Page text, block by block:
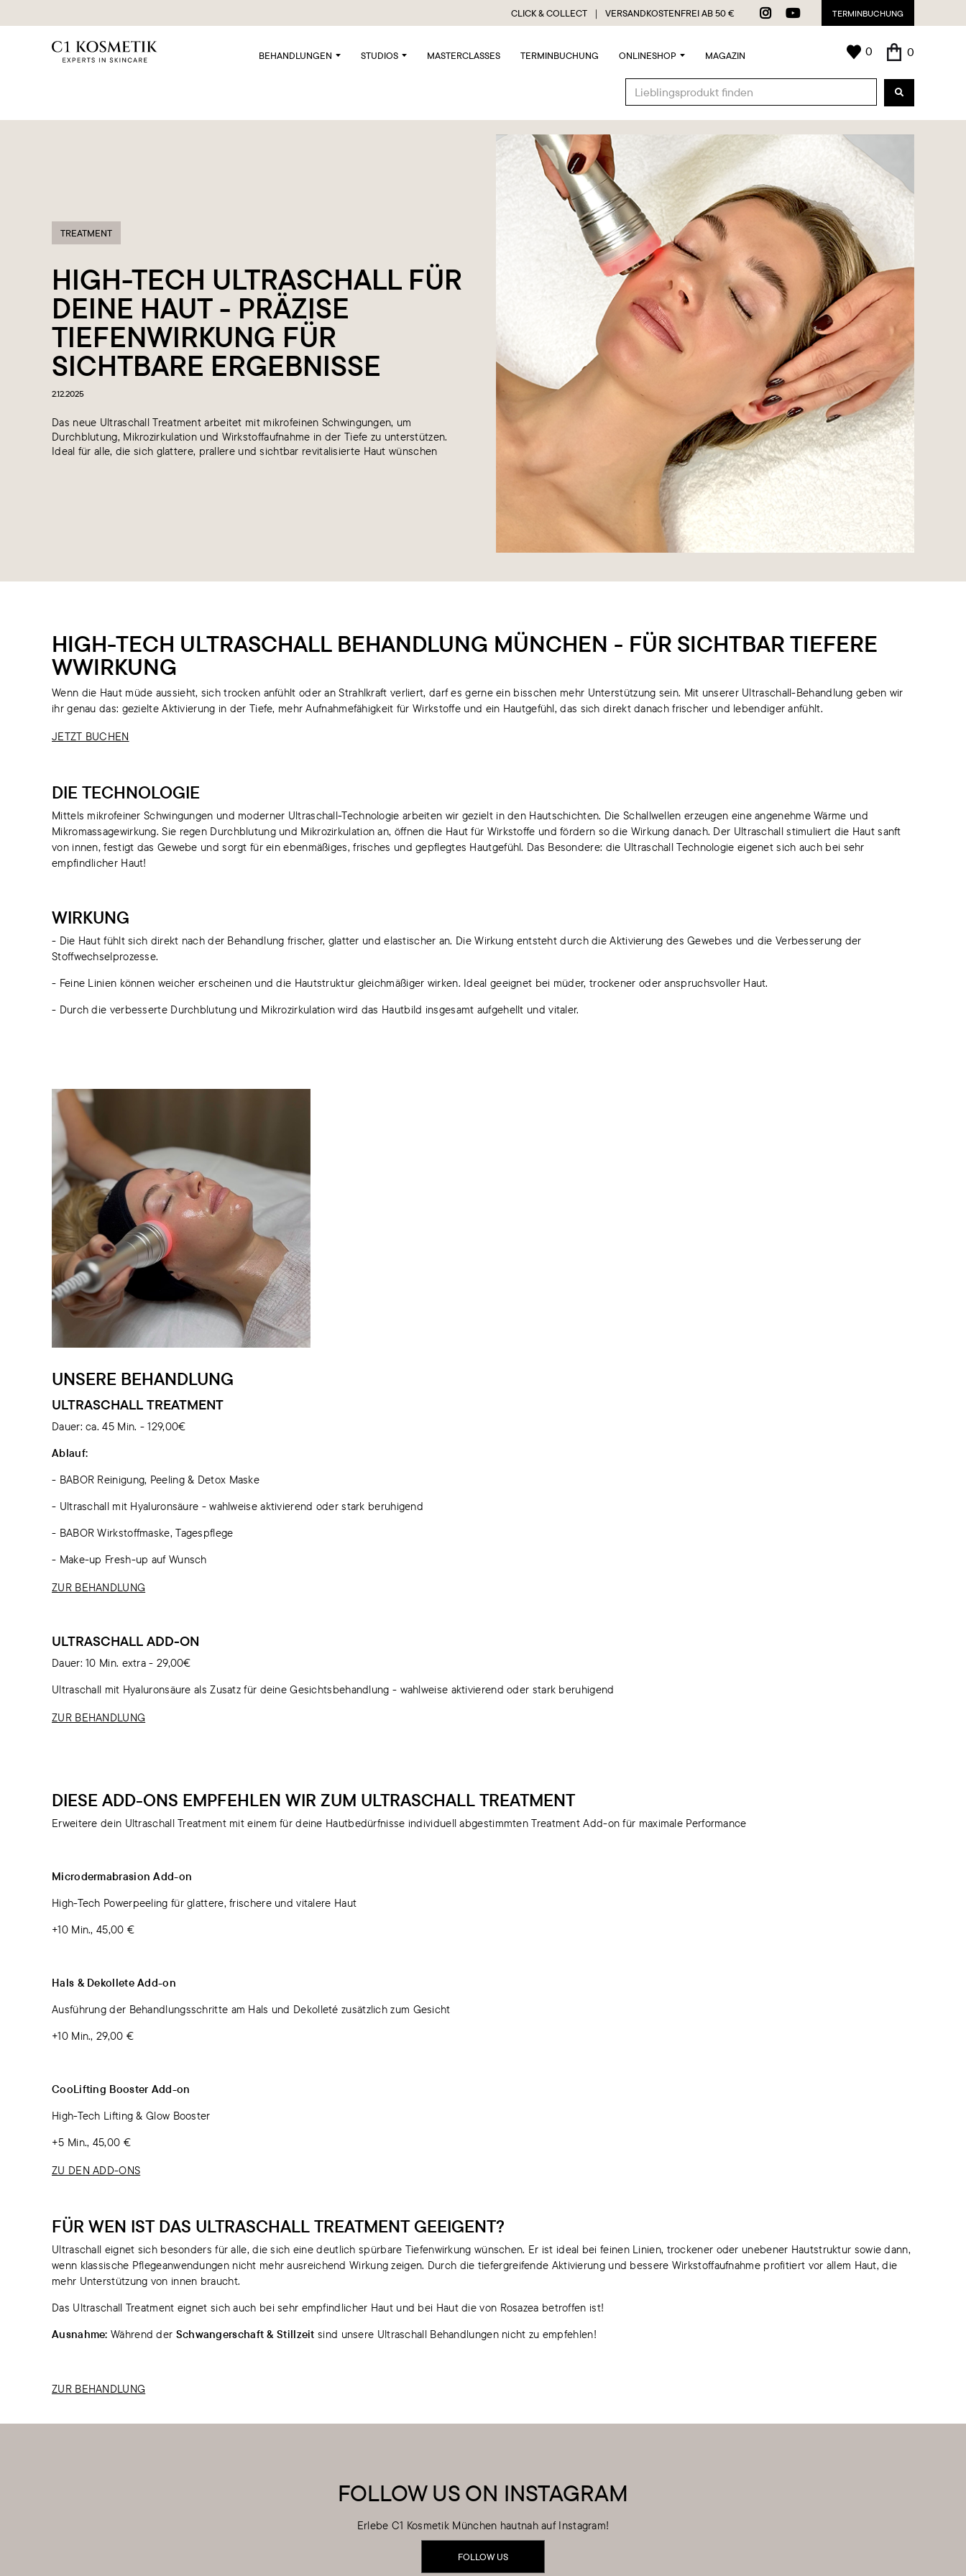
CLICK & COLLECT ｜ VERSANDKOSTENFREI AB 50 €   TERMINBUCHUNG
BEHANDLUNGEN STUDIOS MASTERCLASSES TERMINBUCHUNG ONLINESHOP MAGAZIN 0 0
TREATMENT
HIGH-TECH ULTRASCHALL FÜR
DEINE HAUT - PRÄZISE
TIEFENWIRKUNG FÜR
SICHTBARE ERGEBNISSE
2.12.2025
Das neue Ultraschall Treatment arbeitet mit mikrofeinen Schwingungen, um
Durchblutung, Mikrozirkulation und Wirkstoffaufnahme in der Tiefe zu unterstützen.
Ideal für alle, die sich glattere, prallere und sichtbar revitalisierte Haut wünschen
HIGH-TECH ULTRASCHALL BEHANDLUNG MÜNCHEN - FÜR SICHTBAR TIEFERE
WWIRKUNG
Wenn die Haut müde aussieht, sich trocken anfühlt oder an Strahlkraft verliert, darf es gerne ein bisschen mehr Unterstützung sein. Mit unserer Ultraschall-Behandlung geben wir
ihr genau das: gezielte Aktivierung in der Tiefe, mehr Aufnahmefähigkeit für Wirkstoffe und ein Hautgefühl, das sich direkt danach frischer und lebendiger anfühlt.
JETZT BUCHEN
DIE TECHNOLOGIE
Mittels mikrofeiner Schwingungen und moderner Ultraschall-Technologie arbeiten wir gezielt in den Hautschichten. Die Schallwellen erzeugen eine angenehme Wärme und
Mikromassagewirkung. Sie regen Durchblutung und Mikrozirkulation an, öffnen die Haut für Wirkstoffe und fördern so die Wirkung danach. Der Ultraschall stimuliert die Haut sanft
von innen, festigt das Gewebe und sorgt für ein ebenmäßiges, frisches und gepflegtes Hautgefühl. Das Besondere: die Ultraschall Technologie eigenet sich auch bei sehr
empfindlicher Haut!
WIRKUNG
- Die Haut fühlt sich direkt nach der Behandlung frischer, glatter und elastischer an. Die Wirkung entsteht durch die Aktivierung des Gewebes und die Verbesserung der
Stoffwechselprozesse.
- Feine Linien können weicher erscheinen und die Hautstruktur gleichmäßiger wirken. Ideal geeignet bei müder, trockener oder anspruchsvoller Haut.
- Durch die verbesserte Durchblutung und Mikrozirkulation wird das Hautbild insgesamt aufgehellt und vitaler.
UNSERE BEHANDLUNG
ULTRASCHALL TREATMENT
Dauer: ca. 45 Min. - 129,00€
Ablauf:
- BABOR Reinigung, Peeling & Detox Maske
- Ultraschall mit Hyaluronsäure - wahlweise aktivierend oder stark beruhigend
- BABOR Wirkstoffmaske, Tagespflege
- Make-up Fresh-up auf Wunsch
ZUR BEHANDLUNG
ULTRASCHALL ADD-ON
Dauer: 10 Min. extra - 29,00€
Ultraschall mit Hyaluronsäure als Zusatz für deine Gesichtsbehandlung - wahlweise aktivierend oder stark beruhigend
ZUR BEHANDLUNG
DIESE ADD-ONS EMPFEHLEN WIR ZUM ULTRASCHALL TREATMENT
Erweitere dein Ultraschall Treatment mit einem für deine Hautbedürfnisse individuell abgestimmten Treatment Add-on für maximale Performance
Microdermabrasion Add-on
High-Tech Powerpeeling für glattere, frischere und vitalere Haut
+10 Min., 45,00 €
Hals & Dekollete Add-on
Ausführung der Behandlungsschritte am Hals und Dekolleté zusätzlich zum Gesicht
+10 Min., 29,00 €
CooLifting Booster Add-on
High-Tech Lifting & Glow Booster
+5 Min., 45,00 €
ZU DEN ADD-ONS
FÜR WEN IST DAS ULTRASCHALL TREATMENT GEEIGENT?
Ultraschall eignet sich besonders für alle, die sich eine deutlich spürbare Tiefenwirkung wünschen. Er ist ideal bei feinen Linien, trockener oder unebener Hautstruktur sowie dann,
wenn klassische Pflegeanwendungen nicht mehr ausreichend Wirkung zeigen. Durch die tiefergreifende Aktivierung und bessere Wirkstoffaufnahme profitiert vor allem Haut, die
mehr Unterstützung von innen braucht.
Das Ultraschall Treatment eignet sich auch bei sehr empfindlicher Haut und bei Haut die von Rosazea betroffen ist!
Ausnahme: Während der Schwangerschaft & Stillzeit sind unsere Ultraschall Behandlungen nicht zu empfehlen!
ZUR BEHANDLUNG
FOLLOW US ON INSTAGRAM
Erlebe C1 Kosmetik München hautnah auf Instagram!
FOLLOW US